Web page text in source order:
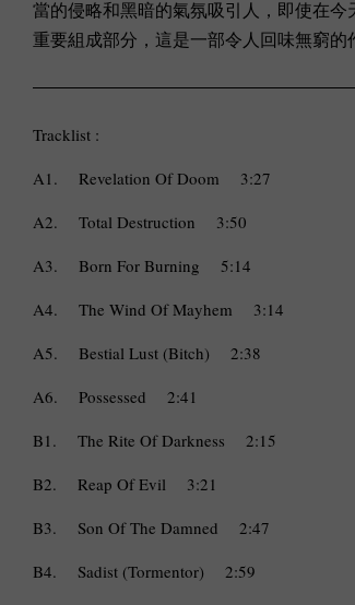
當的侵略和黑暗的氣氛吸引人，即使在今
重要組成部分，這是一部令人回味無窮的
Tracklist :
A1.
Revelation Of Doom
3:27
A2.
Total Destruction
3:50
A3.
Born For Burning
5:14
A4.
The Wind Of Mayhem
3:14
A5.
Bestial Lust (Bitch)
2:38
A6.
Possessed
2:41
B1.
The Rite Of Darkness
2:15
B2.
Reap Of Evil
3:21
B3.
Son Of The Damned
2:47
B4.
Sadist (Tormentor)
2:59